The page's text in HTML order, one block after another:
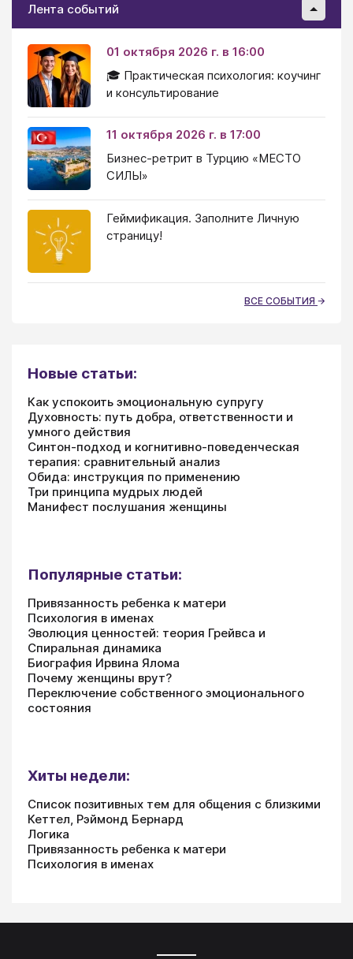
Лента событий
01 октября 2026 г. в 16:00
🎓 Практическая психология: коучинг
и консультирование
11 октября 2026 г. в 17:00
Бизнес-ретрит в Турцию «МЕСТО
СИЛЫ»
Геймификация. Заполните Личную
страницу!
ВСЕ СОБЫТИЯ
Новые статьи:
Как успокоить эмоциональную супругу
Духовность: путь добра, ответственности и
умного действия
Синтон-подход и когнитивно-поведенческая
терапия: сравнительный анализ
Обида: инструкция по применению
Три принципа мудрых людей
Манифест послушания женщины
Популярные статьи:
Привязанность ребенка к матери
Психология в именах
Эволюция ценностей: теория Грейвса и
Спиральная динамика
Биография Ирвина Ялома
Почему женщины врут?
Переключение собственного эмоционального
состояния
Хиты недели:
Список позитивных тем для общения с близкими
Кеттел, Рэймонд Бернард
Логика
Привязанность ребенка к матери
Психология в именах